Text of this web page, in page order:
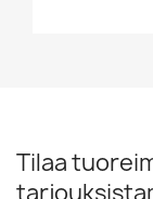
Tilaa